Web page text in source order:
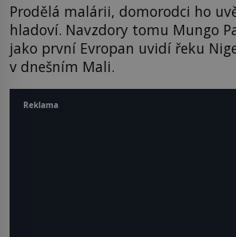
Prodělá malárii, domorodci ho
hladoví. Navzdory tomu Mungo
jako první Evropan uvidí řeku
v dnešním Mali.
Reklama